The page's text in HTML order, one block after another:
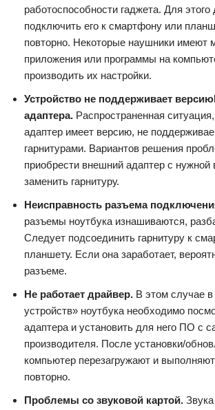
работоспособности гаджета. Для этого
подключить его к смартфону или
повторно. Некоторые наушники имеют
приложения или программы на
производить их настройки.
Устройство не поддерживает версию
адаптера. Распространенная
адаптер имеет версию, не
гарнитурами. Вариантов решения
приобрести внешний адаптер с нужной
заменить гарнитуру.
Неисправность разъема
разъемы ноутбука изнашиваются,
Следует подсоединить гарнитуру к
планшету. Если она заработает,
разъеме.
Не работает драйвер. В этом случае
устройств» ноутбука необходимо
адаптера и установить для него ПО с
производителя. После установки/
компьютер перезагружают и
повторно.
Проблемы со звуковой картой.